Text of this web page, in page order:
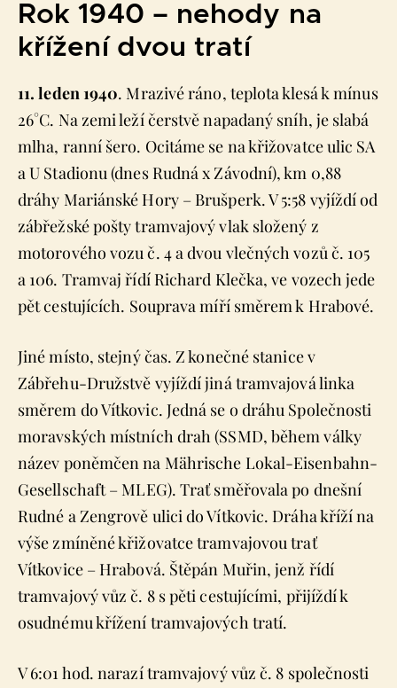
Rok 1940 – nehody na
křížení dvou tratí
11. leden 1940. Mrazivé ráno, teplota klesá k mínus
26°C. Na zemi leží čerstvě napadaný sníh, je slabá
mlha, ranní šero. Ocitáme se na křižovatce ulic SA
a U Stadionu (dnes Rudná x Závodní), km 0,88
dráhy Mariánské Hory – Brušperk. V 5:58 vyjíždí od
zábřežské pošty tramvajový vlak složený z
motorového vozu č. 4 a dvou vlečných vozů č. 105
a 106. Tramvaj řídí Richard Klečka, ve vozech jede
pět cestujících. Souprava míří směrem k Hrabové.
Jiné místo, stejný čas. Z konečné stanice v
Zábřehu-Družstvě vyjíždí jiná tramvajová linka
směrem do Vítkovic. Jedná se o dráhu Společnosti
moravských místních drah (SSMD, během války
název poněmčen na Mährische Lokal-Eisenbahn-
Gesellschaft – MLEG). Trať směřovala po dnešní
Rudné a Zengrově ulici do Vítkovic. Dráha kříží na
výše zmíněné křižovatce tramvajovou trať
Vítkovice – Hrabová. Štěpán Muřin, jenž řídí
tramvajový vůz č. 8 s pěti cestujícími, přijíždí k
osudnému křížení tramvajových tratí.
V 6:01 hod. narazí tramvajový vůz č. 8 společnosti